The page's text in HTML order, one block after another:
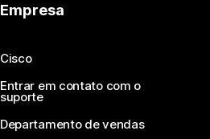
Empresa
Cisco
Entrar em contato com o
suporte
Departamento de vendas